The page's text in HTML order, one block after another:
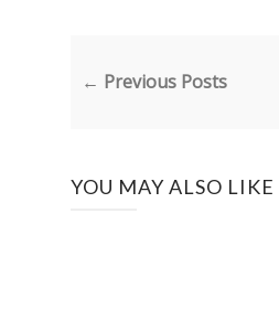
← Previous Posts
YOU MAY ALSO LIKE